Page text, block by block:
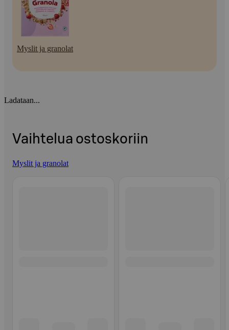
Myslit ja granolat
Ladataan...
Vaihtelua ostoskoriin
Myslit ja granolat